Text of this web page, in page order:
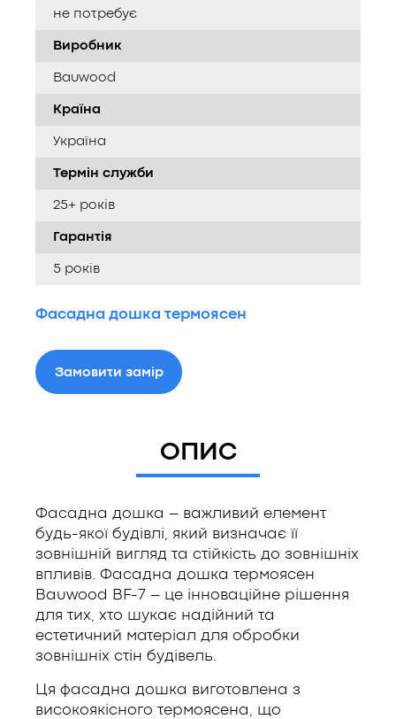
не потребує
Виробник
Bauwood
Країна
Україна
Термін служби
25+ років
Гарантія
5 років
Фасадна дошка термоясен
Замовити замір
ОПИС
Фасадна дошка – важливий елемент
будь-якої будівлі, який визначає її
зовнішній вигляд та стійкість до зовнішніх
впливів. Фасадна дошка термоясен
Bauwood BF-7 – це інноваційне рішення
для тих, хто шукає надійний та
естетичний матеріал для обробки
зовнішніх стін будівель.
Ця фасадна дошка виготовлена з
високоякісного термоясена, що